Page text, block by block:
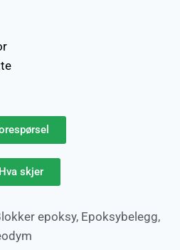
Hva skjer
epoksy, Epoksybelegg,